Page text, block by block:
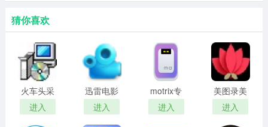
猜你喜欢
火车头采
集器
进入
迅雷电影
院
进入
motrix专
业版
进入
美图录美
女图片批
量下载器
进入